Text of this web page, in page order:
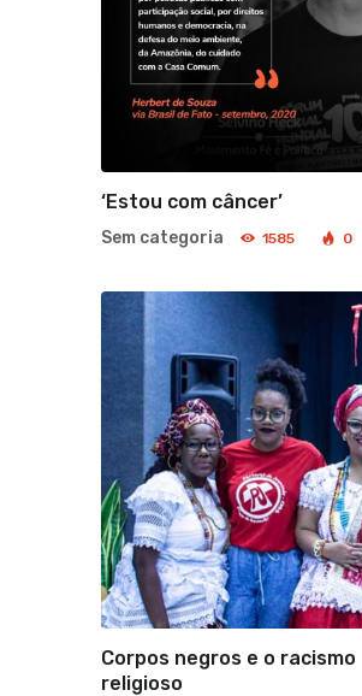
‘Estou com câncer’
Sem categoria 1585 0
Corpos negros e o racismo
religioso